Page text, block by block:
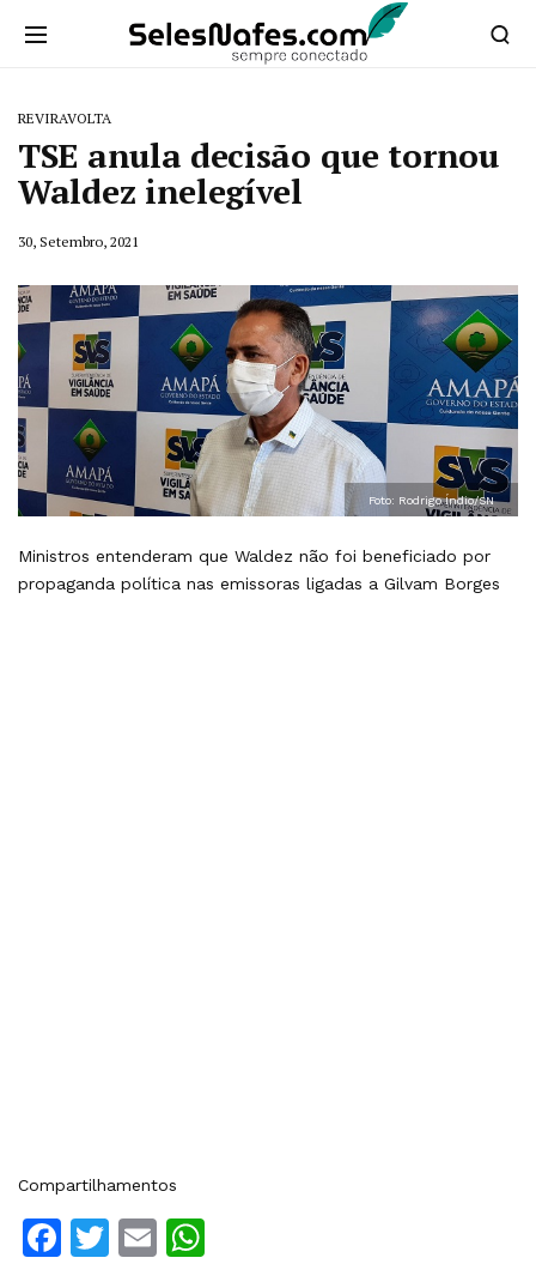
REVIRAVOLTA
TSE anula decisão que tornou
Waldez inelegível
30, Setembro, 2021
Foto: Rodrigo Índio/SN
Ministros entenderam que Waldez não foi beneficiado por
propaganda política nas emissoras ligadas a Gilvam Borges
Compartilhamentos
Facebook
Twitter
Email